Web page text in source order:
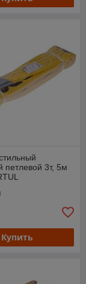
петлевой 3т, 5м
Купить